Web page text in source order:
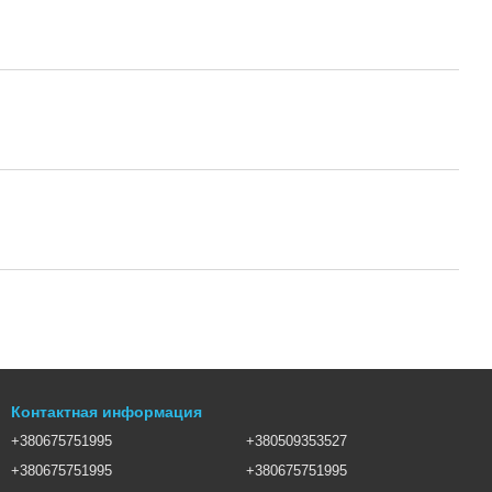
Контактная информация
+380675751995
+380675751995
+380509353527
+380675751995